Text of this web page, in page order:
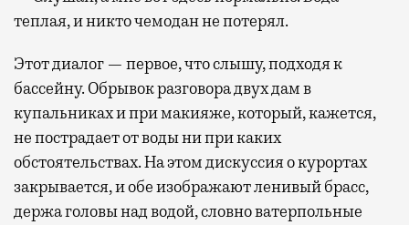
теплая, и никто чемодан не потерял.
Этот диалог — первое, что слышу, подходя к
бассейну. Обрывок разговора двух дам в
купальниках и при макияже, который, кажется,
не пострадает от воды ни при каких
обстоятельствах. На этом дискуссия о курортах
закрывается, и обе изображают ленивый брасс,
держа головы над водой, словно ватерпольные